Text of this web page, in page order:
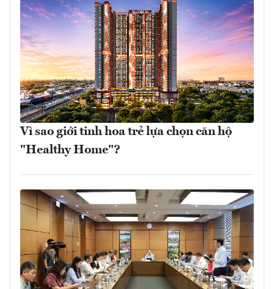
Vì sao giới tinh hoa trẻ lựa chọn căn hộ
"Healthy Home"?